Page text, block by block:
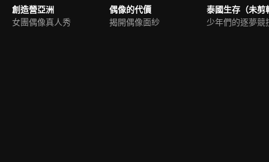
創造營亞洲
女團偶像真人秀
偶像的代價
揭開偶像面紗
泰國生存（未剪
少年們的逐夢競